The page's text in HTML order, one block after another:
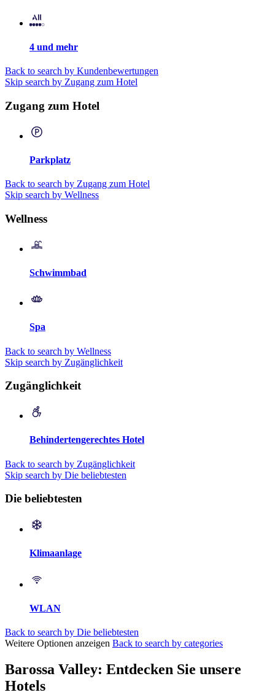
4 und mehr
Back to search by Kundenbewertungen
Skip search by Zugang zum Hotel
Zugang zum Hotel
Parkplatz
Back to search by Zugang zum Hotel
Skip search by Wellness
Wellness
Schwimmbad
Spa
Back to search by Wellness
Skip search by Zugänglichkeit
Zugänglichkeit
Behindertengerechtes Hotel
Back to search by Zugänglichkeit
Skip search by Die beliebtesten
Die beliebtesten
Klimaanlage
WLAN
Back to search by Die beliebtesten
Weitere Optionen anzeigen Back to search by categories
Barossa Valley: Entdecken Sie unsere
Hotels